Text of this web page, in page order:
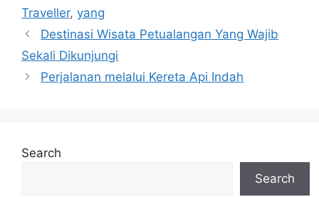
Traveller, yang
Destinasi Wisata Petualangan Yang Wajib
Sekali Dikunjungi
Perjalanan melalui Kereta Api Indah
Search
Search